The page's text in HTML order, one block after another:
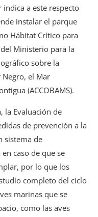
indica a este respecto
instalar el parque
Hábitat Crítico para
del Ministerio para la
sobre la
Negro, el Mar
(ACCOBAMS).
la Evaluación de
de prevención a la
sistema de
caso de que se
por lo que los
completo del ciclo
marinas que se
como las aves